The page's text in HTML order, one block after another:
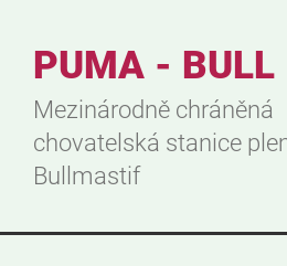
PUMA - BULL
Mezinárodně chráněná
chovatelská stanice
Bullmastif